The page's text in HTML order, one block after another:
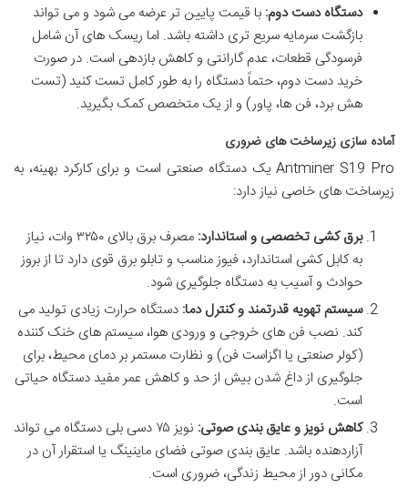
دستگاه دست دوم: با قیمت پایین تر عرضه می شود و می تواند
بازگشت سرمایه سریع تری داشته باشد. اما ریسک های آن شامل
فرسودگی قطعات، عدم گارانتی و کاهش بازدهی است. در صورت
خرید دست دوم، حتماً دستگاه را به طور کامل تست کنید (تست
هش برد، فن ها، پاور) و از یک متخصص کمک بگیرید.
آماده سازی زیرساخت های ضروری
Antminer S19 Pro یک دستگاه صنعتی است و برای کارکرد بهینه، به
زیرساخت های خاصی نیاز دارد:
برق کشی تخصصی و استاندارد:
مصرف برق بالای ۳۲۵۰ وات، نیاز
به کابل کشی استاندارد، فیوز مناسب و تابلو برق قوی دارد تا از بروز
حوادث و آسیب به دستگاه جلوگیری شود.
سیستم تهویه قدرتمند و کنترل دما: دستگاه حرارت زیادی تولید می
کند. نصب فن های خروجی و ورودی هوا، سیستم های خنک کننده
(کولر صنعتی یا اگزاست فن) و نظارت مستمر بر دمای محیط، برای
جلوگیری از داغ شدن بیش از حد و کاهش عمر مفید دستگاه حیاتی
است.
کاهش نویز و عایق بندی صوتی:
نویز ۷۵ دسی بلی دستگاه می تواند
آزاردهنده باشد. عایق بندی صوتی فضای ماینینگ یا استقرار آن در
مکانی دور از محیط زندگی، ضروری است.